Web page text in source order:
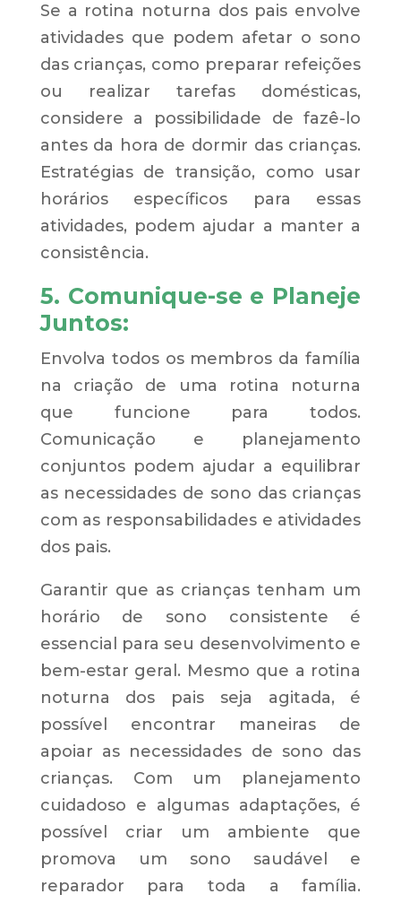
Se a rotina noturna dos pais envolve
atividades que podem afetar o sono
das crianças, como preparar refeições
ou realizar tarefas domésticas,
considere a possibilidade de fazê-lo
antes da hora de dormir das crianças.
Estratégias de transição, como usar
horários específicos para essas
atividades, podem ajudar a manter a
consistência.
5. Comunique-se e Planeje
Juntos:
Envolva todos os membros da família
na criação de uma rotina noturna
que funcione para todos.
Comunicação e planejamento
conjuntos podem ajudar a equilibrar
as necessidades de sono das crianças
com as responsabilidades e atividades
dos pais.
Garantir que as crianças tenham um
horário de sono consistente é
essencial para seu desenvolvimento e
bem-estar geral. Mesmo que a rotina
noturna dos pais seja agitada, é
possível encontrar maneiras de
apoiar as necessidades de sono das
crianças. Com um planejamento
cuidadoso e algumas adaptações, é
possível criar um ambiente que
promova um sono saudável e
reparador para toda a família.